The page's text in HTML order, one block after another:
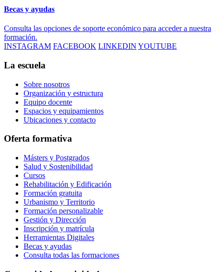
Becas y ayudas
Consulta las opciones de soporte económico para acceder a nuestra
formación.
INSTAGRAM FACEBOOK LINKEDIN YOUTUBE
La escuela
Sobre nosotros
Organización y estructura
Equipo docente
Espacios y equipamientos
Ubicaciones y contacto
Oferta formativa
Másters y Postgrados
Salud y Sostenibilidad
Cursos
Rehabilitación y Edificación
Formación gratuita
Urbanismo y Territorio
Formación personalizable
Gestión y Dirección
Inscripción y matrícula
Herramientas Digitales
Becas y ayudas
Consulta todas las formaciones